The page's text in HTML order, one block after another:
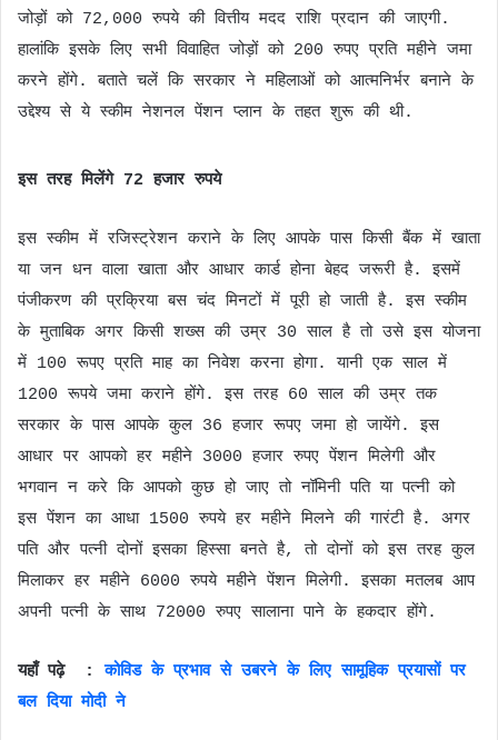
जोड़ों को 72,000 रुपये की वित्तीय मदद राशि प्रदान की जाएगी.
हालांकि इसके लिए सभी विवाहित जोड़ों को 200 रुपए प्रति महीने जमा
करने होंगे. बताते चलें कि सरकार ने महिलाओं को आत्मनिर्भर बनाने के
उद्देश्य से ये स्कीम नेशनल पेंशन प्लान के तहत शुरू की थी.
इस तरह मिलेंगे 72 हजार रुपये
इस स्कीम में रजिस्ट्रेशन कराने के लिए आपके पास किसी बैंक में खाता
या जन धन वाला खाता और आधार कार्ड होना बेहद जरूरी है. इसमें
पंजीकरण की प्रक्रिया बस चंद मिनटों में पूरी हो जाती है. इस स्कीम
के मुताबिक अगर किसी शख्स की उम्र 30 साल है तो उसे इस योजना
में 100 रूपए प्रति माह का निवेश करना होगा. यानी एक साल में
1200 रूपये जमा कराने होंगे. इस तरह 60 साल की उम्र तक
सरकार के पास आपके कुल 36 हजार रूपए जमा हो जायेंगे. इस
आधार पर आपको हर महीने 3000 हजार रुपए पेंशन मिलेगी और
भगवान न करे कि आपको कुछ हो जाए तो नॉमिनी पति या पत्नी को
इस पेंशन का आधा 1500 रुपये हर महीने मिलने की गारंटी है. अगर
पति और पत्नी दोनों इसका हिस्सा बनते है, तो दोनों को इस तरह कुल
मिलाकर हर महीने 6000 रुपये महीने पेंशन मिलेगी. इसका मतलब आप
अपनी पत्नी के साथ 72000 रुपए सालाना पाने के हकदार होंगे.
यहाँ पढ़े :कोविड के प्रभाव से उबरने के लिए सामूहिक प्रयासों पर
बल दिया मोदी ने